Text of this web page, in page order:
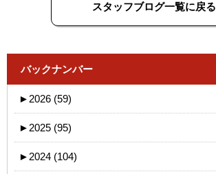
スタッフブログ一覧に戻る
バックナンバー
► 2026 (59)
► 2025 (95)
► 2024 (104)